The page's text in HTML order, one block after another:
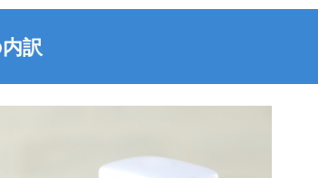
訳